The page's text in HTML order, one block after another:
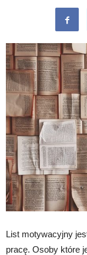
List motywacyjny
pracę. Osoby które